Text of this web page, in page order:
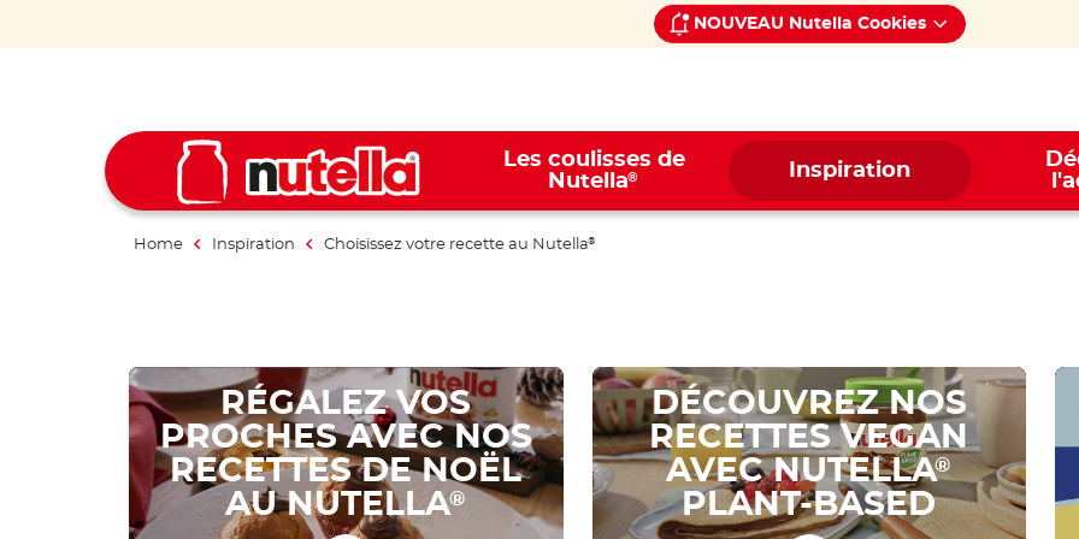
NOUVEAU Nutella Cookies
Les coulisses de
Nutella® Inspiration
Home Inspiration Choisissez votre recette au Nutella®
RÉGALEZ VOS
PROCHES AVEC NOS
RECETTES DE NOËL
AU NUTELLA®
DÉCOUVREZ NOS
RECETTES VEGAN
AVEC NUTELLA®
PLANT-BASED